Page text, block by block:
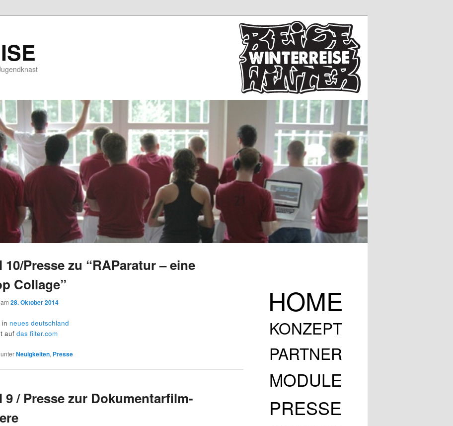
HOME
KONZEPT
IDEE
PARTNER
AUFBRUCH
JSA BERLIN
MODULE
PRESSE
10/Presse zu “RAParatur – eine
Collage”
28. Oktober 2014
in neues deutschland
aufdas filter.com
Neuigkeiten, Presse
9 / Presse zur Dokumentarfilm-